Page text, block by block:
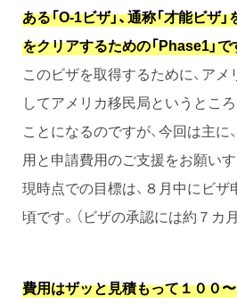
ある「O-1ビザ」、通称「才能ビザ
をクリアするための「Phase1」で
このビザを取得するために、ア
してアメリカ移民局というとこ
ことになるのですが、今回は主に
用と申請費用のご支援をお願い
現時点での目標は、８月中にビザ
頃です。（ビザの承認には約７カ
費用はザッと見積もって１００